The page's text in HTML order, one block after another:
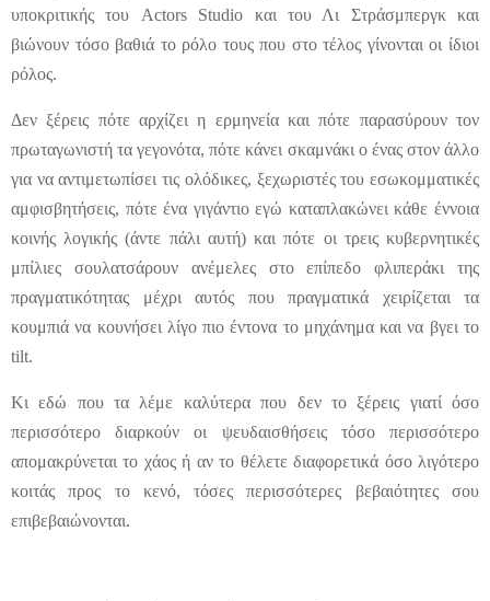
υποκριτικής του Actors Studio και του Λι Στράσμπεργκ και
βιώνουν τόσο βαθιά το ρόλο τους που στο τέλος γίνονται οι ίδιοι
ρόλος.
Δεν ξέρεις πότε αρχίζει η ερμηνεία και πότε παρασύρουν τον
πρωταγωνιστή τα γεγονότα, πότε κάνει σκαμνάκι ο ένας στον άλλο
για να αντιμετωπίσει τις ολόδικες, ξεχωριστές του εσωκομματικές
αμφισβητήσεις, πότε ένα γιγάντιο εγώ καταπλακώνει κάθε έννοια
κοινής λογικής (άντε πάλι αυτή) και πότε οι τρεις κυβερνητικές
μπίλιες σουλατσάρουν ανέμελες στο επίπεδο φλιπεράκι της
πραγματικότητας μέχρι αυτός που πραγματικά χειρίζεται τα
κουμπιά να κουνήσει λίγο πιο έντονα το μηχάνημα και να βγει το
tilt.
Κι εδώ που τα λέμε καλύτερα που δεν το ξέρεις γιατί όσο
περισσότερο διαρκούν οι ψευδαισθήσεις τόσο περισσότερο
απομακρύνεται το χάος ή αν το θέλετε διαφορετικά όσο λιγότερο
κοιτάς προς το κενό, τόσες περισσότερες βεβαιότητες σου
επιβεβαιώνονται.